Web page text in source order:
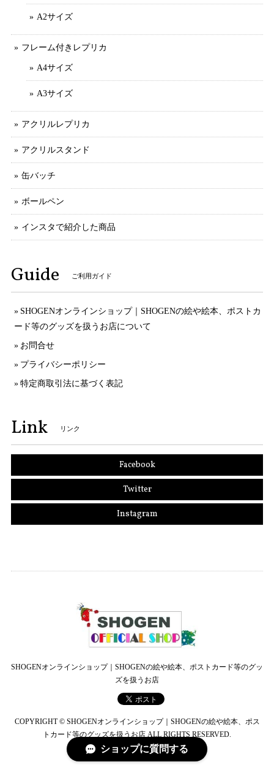
A2サイズ
フレーム付きレプリカ
A4サイズ
A3サイズ
アクリルレプリカ
アクリルスタンド
缶バッチ
ボールペン
インスタで紹介した商品
Guide ご利用ガイド
SHOGENオンラインショップ｜SHOGENの絵や絵本、ポストカ
ード等のグッズを扱うお店について
お問合せ
プライバシーポリシー
特定商取引法に基づく表記
Link リンク
Facebook
Twitter
Instagram
SHOGENオンラインショップ｜SHOGENの絵や絵本、ポストカード等のグッ
ズを扱うお店
COPYRIGHT © SHOGENオンラインショップ｜SHOGENの絵や絵本、ポス
トカード等のグッズを扱うお店 ALL RIGHTS RESERVED.
ショップに質問する